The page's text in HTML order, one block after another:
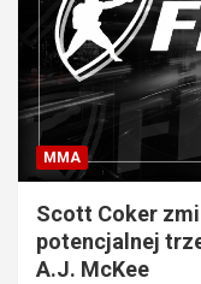
MMA
Scott Coker
potencjalnej
A.J. McKee